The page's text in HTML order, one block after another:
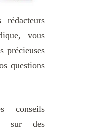
vous
précieuses
questions
conseils
sur des